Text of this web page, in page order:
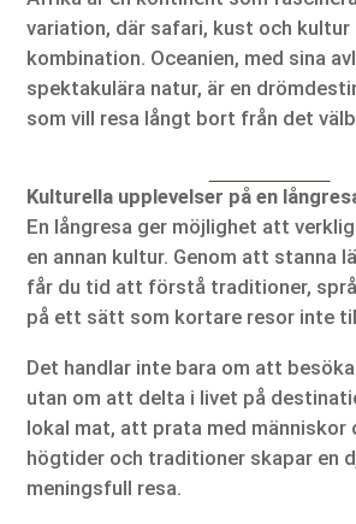
variation, där safari, kust och kultur
kombination. Oceanien, med sina
spektakulära natur, är en
som vill resa långt bort från det
Kulturella upplevelser på en
En långresa ger möjlighet att
en annan kultur. Genom att stanna
får du tid att förstå traditioner,
på ett sätt som kortare resor inte
Det handlar inte bara om att
utan om att delta i livet på
lokal mat, att prata med människor
högtider och traditioner skapar en
meningsfull resa.